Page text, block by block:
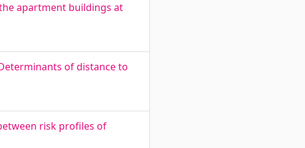
apartment buildings at
of distance to
risk profiles of